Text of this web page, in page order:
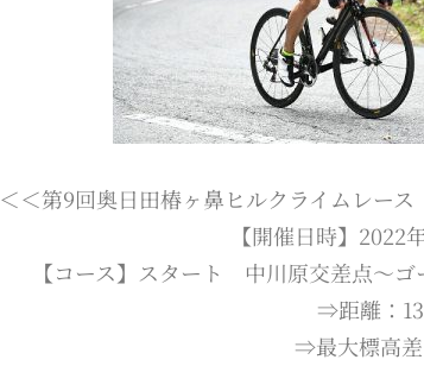
＜＜第9回奥日田椿ヶ鼻ヒルクライムレー
【開催日時】
【コース】スタート 中川原交差点～
⇒距離：
⇒最大標高